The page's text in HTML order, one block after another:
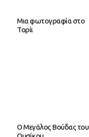
Μια φωτογραφία στο
Τορίι
Ο Μεγάλος Βούδας του